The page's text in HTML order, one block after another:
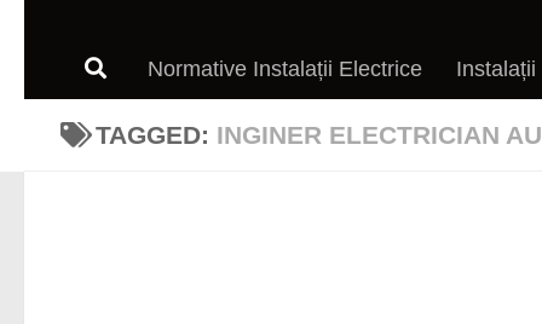
Normative Instalații Electrice
TAGGED: INGINER ELECTRICIAN